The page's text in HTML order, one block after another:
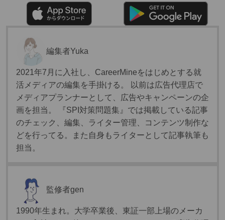
編集者Yuka
2021年7月に入社し、CareerMineをはじめとする就
活メディアの編集を手掛ける。 以前は広告代理店で
メディアプランナーとして、広告やキャンペーンの企
画を担当。 『SPI対策問題集』では掲載している記事
のチェック、編集、ライター管理、コンテンツ制作な
どを行ってる。また自身もライターとして記事執筆も
担当。
監修者gen
1990年生まれ。大学卒業後、東証一部上場のメーカ